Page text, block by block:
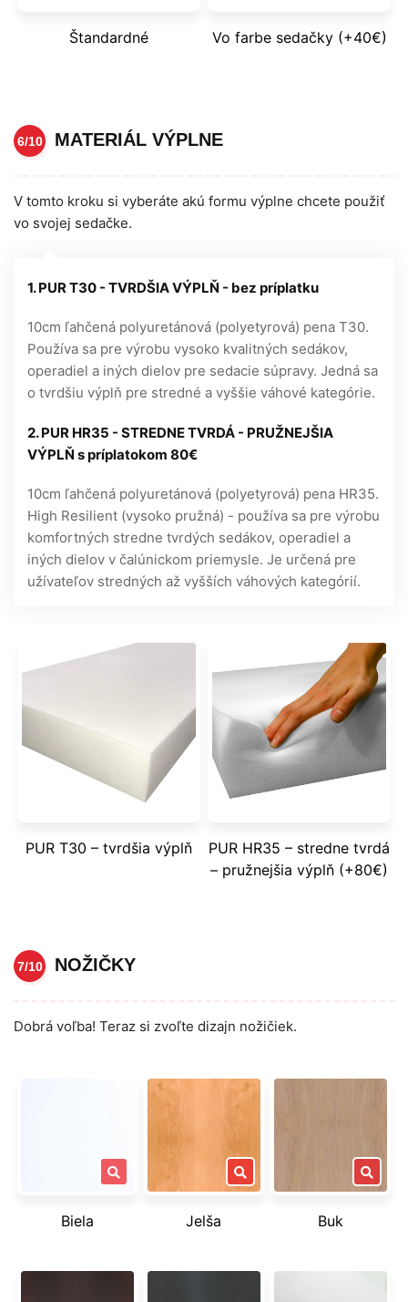
Štandardné Vo farbe sedačky (+40€)
6/10 MATERIÁL VÝPLNE
V tomto kroku si vyberáte akú formu výplne chcete použiť
vo svojej sedačke.
1. PUR T30 - TVRDŠIA VÝPLŇ - bez príplatku
10cm ľahčená polyuretánová (polyetyrová) pena T30.
Používa sa pre výrobu vysoko kvalitných sedákov,
operadiel a iných dielov pre sedacie súpravy. Jedná sa
o tvrdšiu výplň pre stredné a vyššie váhové kategórie.
2. PUR HR35 - STREDNE TVRDÁ - PRUŽNEJŠIA
VÝPLŇ s príplatokom 80€
10cm ľahčená polyuretánová (polyetyrová) pena HR35.
High Resilient (vysoko pružná) - používa sa pre výrobu
komfortných stredne tvrdých sedákov, operadiel a
iných dielov v čalúnickom priemysle. Je určená pre
užívateľov stredných až vyšších váhových kategórií.
PUR T30 – tvrdšia výplň
PUR HR35 – stredne tvrdá
– pružnejšia výplň (+80€)
7/10 NOŽIČKY
Dobrá voľba! Teraz si zvoľte dizajn nožičiek.
Biela Jelša Buk